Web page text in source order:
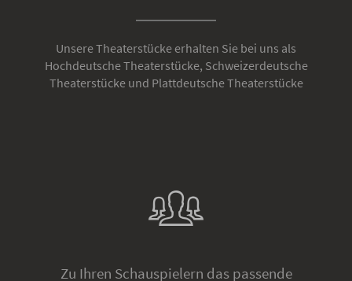
Unsere Theaterstücke erhalten Sie bei uns als
Hochdeutsche Theaterstücke, Schweizerdeutsche
Theaterstücke und Plattdeutsche Theaterstücke
Zu Ihren Schauspielern das passende